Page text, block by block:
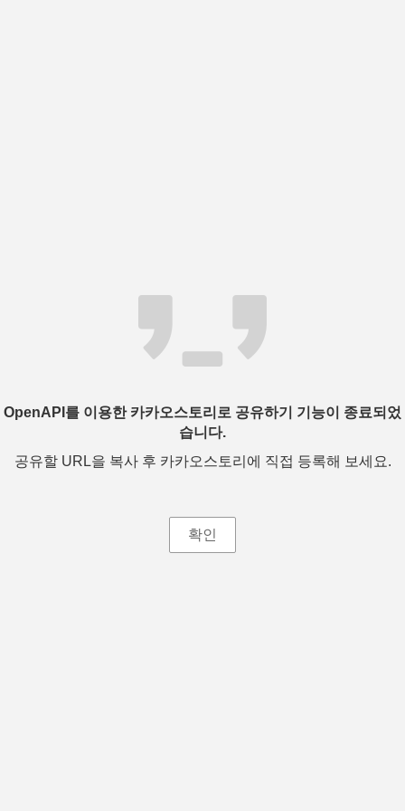
OpenAPI를 이용한 카카오스토리로 공유하기 기능이 종료되었
습니다.
공유할 URL을 복사 후 카카오스토리에 직접 등록해 보세요.
확인